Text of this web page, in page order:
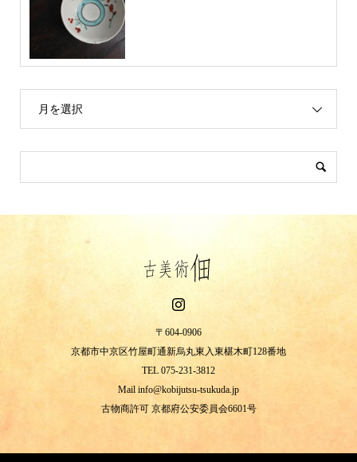
月を選択
〒604-0906
京都市中京区竹屋町通新烏丸東入東椹木町128番地
TEL 075-231-3812
Mail info@kobijutsu-tsukuda.jp
古物商許可 京都府公安委員会6601号